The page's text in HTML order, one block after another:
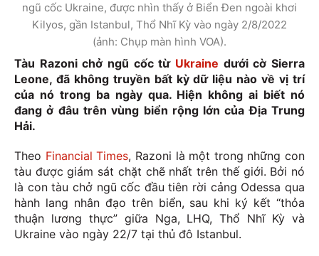
ngũ cốc Ukraine, được nhìn thấy ở Biển Đen ngoài khơi
Kilyos, gần Istanbul, Thổ Nhĩ Kỳ vào ngày 2/8/2022
(ảnh: Chụp màn hình VOA).
Tàu Razoni chở ngũ cốc từ Ukraine dưới cờ Sierra
Leone, đã không truyền bất kỳ dữ liệu nào về vị trí
của nó trong ba ngày qua. Hiện không ai biết nó
đang ở đâu trên vùng biển rộng lớn của Địa Trung
Hải.
Theo Financial Times, Razoni là một trong những con
tàu được giám sát chặt chẽ nhất trên thế giới. Bởi nó
là con tàu chở ngũ cốc đầu tiên rời cảng Odessa qua
hành lang nhân đạo trên biển, sau khi ký kết “thỏa
thuận lương thực” giữa Nga, LHQ, Thổ Nhĩ Kỳ và
Ukraine vào ngày 22/7 tại thủ đô Istanbul.